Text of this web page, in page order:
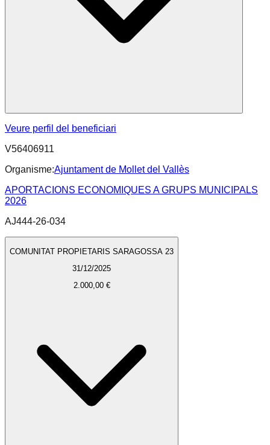
Veure perfil del beneficiari
V56406911
Organisme:Ajuntament de Mollet del Vallès
APORTACIONS ECONOMIQUES A GRUPS MUNICIPALS
2026
AJ444-26-034
COMUNITAT PROPIETARIS SARAGOSSA 23
31/12/2025
2.000,00 €